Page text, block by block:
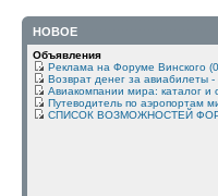
НОВОЕ
Объявления
Реклама на Форуме Винского
Возврат денег за авиабилеты -
Авиакомпании мира: каталог и
Путеводитель по аэропортам
СПИСОК ВОЗМОЖНОСТЕЙ